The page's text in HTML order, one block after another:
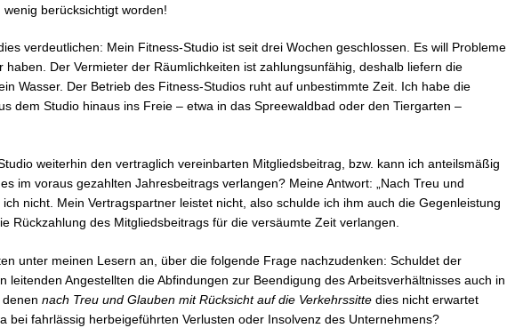
berücksichtigt worden!
verdeutlichen: Mein Fitness-Studio ist seit drei Wochen geschlossen. Es will Probleme
haben. Der Vermieter der Räumlichkeiten ist zahlungsunfähig, deshalb liefern die
Wasser. Der Betrieb des Fitness-Studios ruht auf unbestimmte Zeit. Ich habe die
dem Studio hinaus ins Freie – etwa in das Spreewaldbad oder den Tiergarten –
weiterhin den vertraglich vereinbarten Mitgliedsbeitrag, bzw. kann ich anteilsmäßig
im voraus gezahlten Jahresbeitrags verlangen? Meine Antwort: „Nach Treu und
ich nicht. Mein Vertragspartner leistet nicht, also schulde ich ihm auch die Gegenleistung
Rückzahlung des Mitgliedsbeitrags für die versäumte Zeit verlangen.
unter meinen Lesern an, über die folgende Frage nachzudenken: Schuldet der
leitenden Angestellten die Abfindungen zur Beendigung des Arbeitsverhältnisses auch in
nach Treu und Glauben mit Rücksicht auf die Verkehrssitte dies nicht erwartet
bei fahrlässig herbeigeführten Verlusten oder Insolvenz des Unternehmens?